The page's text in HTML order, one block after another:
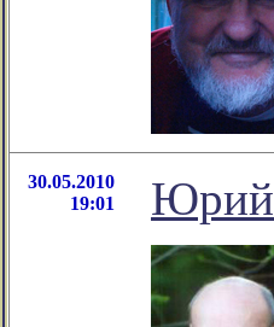
30.05.2010
19:01
Юрий